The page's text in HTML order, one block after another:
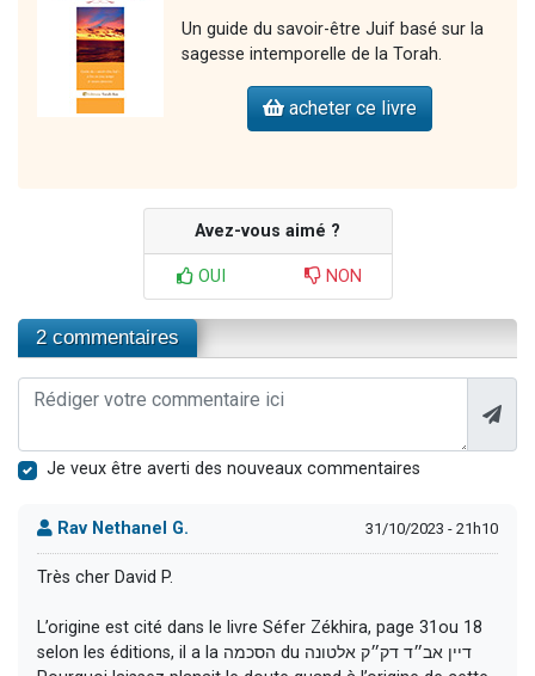
Un guide du savoir-être Juif basé sur la
sagesse intemporelle de la Torah.
acheter ce livre
Avez-vous aimé ?
OUI NON
2 commentaires
Je veux être averti des nouveaux commentaires
Rav Nethanel G. 31/10/2023 - 21h10
Très cher David P.
L’origine est cité dans le livre Séfer Zékhira, page 31ou 18
selon les éditions, il a la הסכמה du דיין אב״ד דק״ק אלטונה